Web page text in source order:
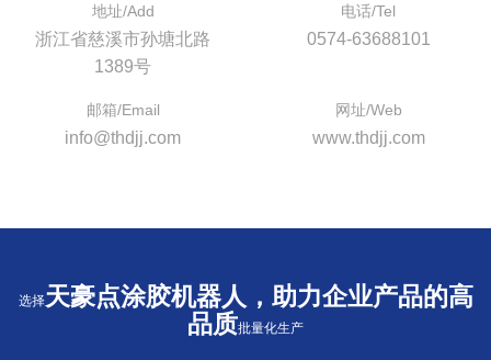
地址/Add
浙江省慈溪市孙塘北路
1389号
电话/Tel
0574-63688101
邮箱/Email
info@thdjj.com
网址/Web
www.thdjj.com
选择天豪点涂胶机器人，助力企业产品的高
品质批量化生产